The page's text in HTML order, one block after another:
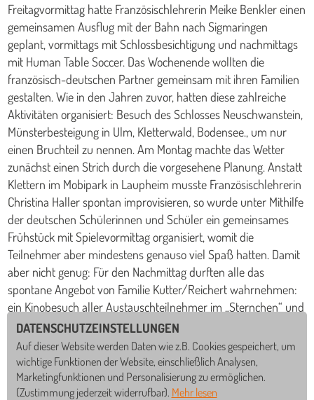
Freitagvormittag hatte Französischlehrerin Meike Benkler einen
gemeinsamen Ausflug mit der Bahn nach Sigmaringen
geplant, vormittags mit Schlossbesichtigung und nachmittags
mit Human Table Soccer. Das Wochenende wollten die
französisch-deutschen Partner gemeinsam mit ihren Familien
gestalten. Wie in den Jahren zuvor, hatten diese zahlreiche
Aktivitäten organisiert: Besuch des Schlosses Neuschwanstein,
Münsterbesteigung in Ulm, Kletterwald, Bodensee., um nur
einen Bruchteil zu nennen. Am Montag machte das Wetter
zunächst einen Strich durch die vorgesehene Planung. Anstatt
Klettern im Mobipark in Laupheim musste Französischlehrerin
Christina Haller spontan improvisieren, so wurde unter Mithilfe
der deutschen Schülerinnen und Schüler ein gemeinsames
Frühstück mit Spielevormittag organisiert, womit die
Teilnehmer aber mindestens genauso viel Spaß hatten. Damit
aber nicht genug: Für den Nachmittag durften alle das
spontane Angebot von Familie Kutter/Reichert wahrnehmen:
ein Kinobesuch aller Austauschteilnehmer im „Sternchen“ und
das exklusiv. Herr Kutter erzählte vorab in bestem Französisch,
welche Rolle seine Vorfahren und das Kino in Biberach gespielt
hatten. Die Schülerinnen und Schüler hatten sich zuvor für
den Film „Chantal im Märchenland“ entschieden, der bei
Popcorn in den gemütlichen Sesseln genau richtig ankam.
DATENSCHUTZEINSTELLUNGEN
Auf dieser Website werden Daten wie z.B. Cookies gespeichert, um
wichtige Funktionen der Website, einschließlich Analysen,
Marketingfunktionen und Personalisierung zu ermöglichen.
(Zustimmung jederzeit widerrufbar). Mehr lesen